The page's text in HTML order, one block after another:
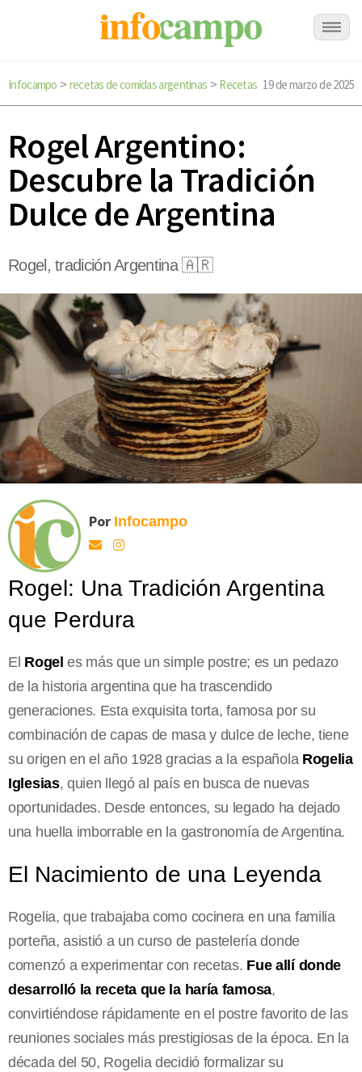
Infocampo > recetas de comidas argentinas > Recetas 19 de marzo de 2025
Rogel Argentino:
Descubre la Tradición
Dulce de Argentina
Rogel, tradición Argentina 🇦🇷
Por Infocampo
Rogel: Una Tradición Argentina
que Perdura
El Rogel es más que un simple postre; es un pedazo
de la historia argentina que ha trascendido
generaciones. Esta exquisita torta, famosa por su
combinación de capas de masa y dulce de leche, tiene
su origen en el año 1928 gracias a la española Rogelia
Iglesias, quien llegó al país en busca de nuevas
oportunidades. Desde entonces, su legado ha dejado
una huella imborrable en la gastronomía de Argentina.
El Nacimiento de una Leyenda
Rogelia, que trabajaba como cocinera en una familia
porteña, asistió a un curso de pastelería donde
comenzó a experimentar con recetas. Fue allí donde
desarrolló la receta que la haría famosa,
convirtiéndose rápidamente en el postre favorito de las
reuniones sociales más prestigiosas de la época. En la
década del 50, Rogelia decidió formalizar su